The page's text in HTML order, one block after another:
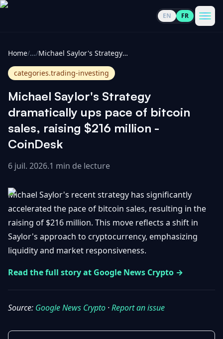
EN FR
Cryptomonnaies
tout
Top
Hausses
Baisses
Actualités
Voir
Mises à
jour du
marché
Bitcoin
&
2
& DeFi
Régulations
Guides
Voir
tout
Débuter
Trading &
Investissement
Bases de
Blockchain
Sécurité &
CONTACTER
Promouvoir
Contact
Home/.../ Michael Saylor's Strategy dramatically ups pace of bitcoin sales, raising $216 million - CoinDesk
categories.trading-investing
Michael Saylor's Strategy
dramatically ups pace of bitcoin
sales, raising $216 million -
CoinDesk
6 juil. 2026.1 min de lecture
Michael Saylor's recent strategy has significantly
accelerated the pace of bitcoin sales, resulting in the
raising of $216 million. This move reflects a shift in
Saylor's approach to cryptocurrency, emphasizing
liquidity and market responsiveness.
Read the full story at Google News Crypto →
Source: Google News Crypto ·Report an issue